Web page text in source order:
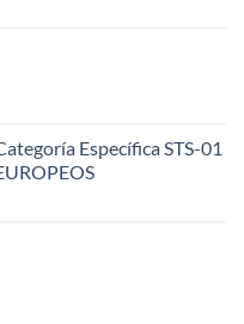
Específica STS-01